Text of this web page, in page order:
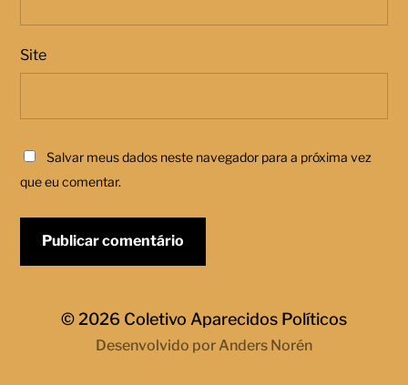
Site
Salvar meus dados neste navegador para a próxima vez
que eu comentar.
© 2026 Coletivo Aparecidos Políticos
Desenvolvido porAnders Norén